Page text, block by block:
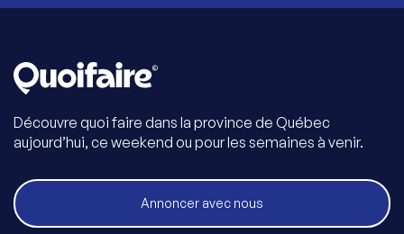
Découvre quoi faire dans la province de Québec
aujourd’hui, ce weekend ou pour les semaines à venir.
Annoncer avec nous